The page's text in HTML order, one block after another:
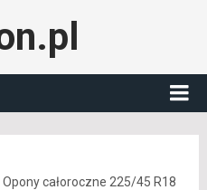
Opony całoroczne 225/45 R18